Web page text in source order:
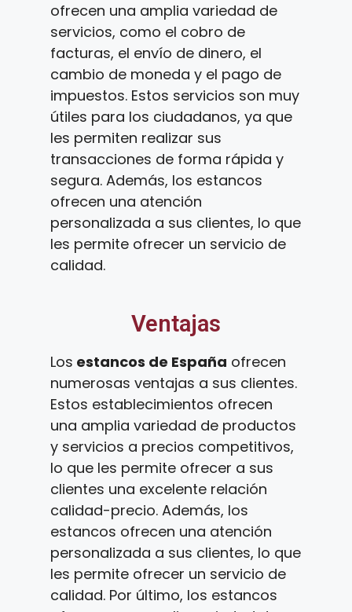
ofrecen una amplia variedad de
servicios, como el cobro de
facturas, el envío de dinero, el
cambio de moneda y el pago de
impuestos. Estos servicios son muy
útiles para los ciudadanos, ya que
les permiten realizar sus
transacciones de forma rápida y
segura. Además, los estancos
ofrecen una atención
personalizada a sus clientes, lo que
les permite ofrecer un servicio de
calidad.
Ventajas
Los estancos de España ofrecen
numerosas ventajas a sus clientes.
Estos establecimientos ofrecen
una amplia variedad de productos
y servicios a precios competitivos,
lo que les permite ofrecer a sus
clientes una excelente relación
calidad-precio. Además, los
estancos ofrecen una atención
personalizada a sus clientes, lo que
les permite ofrecer un servicio de
calidad. Por último, los estancos